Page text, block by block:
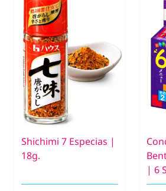
Shichimi 7 Especias |
18g.
| 6